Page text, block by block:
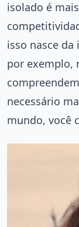
isolado é
isso nasce da
por exemplo,
necessário
mundo, você